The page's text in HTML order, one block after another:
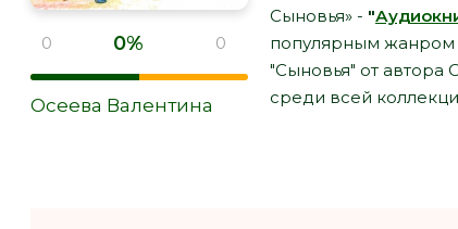
0 0% 0
Осеева Валентина
Сыновья» - "
популярным жанром
"Сыновья" от автора
среди всей